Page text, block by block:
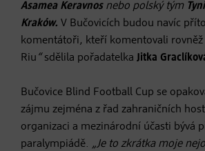
Asamea Keravnosnebo polský tým
Kraków. V Bučovicích budou navíc
komentátoři, kteří komentovali
Riu “sdělila pořadatelka Jitka
Bučovice Blind Football Cup se
zájmu zejména z řad zahraničních
organizaci a mezinárodní účasti bývá
paralympiádě. „Je to zkrátka moje